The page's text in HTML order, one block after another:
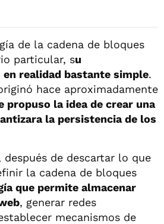
de la cadena de bloques
particular, su
realidad bastante simple.
hace aproximadamente
propuso la idea de crear una
la persistencia de los
después de descartar lo que
la cadena de bloques
que permite almacenar
, generar redes
mecanismos de